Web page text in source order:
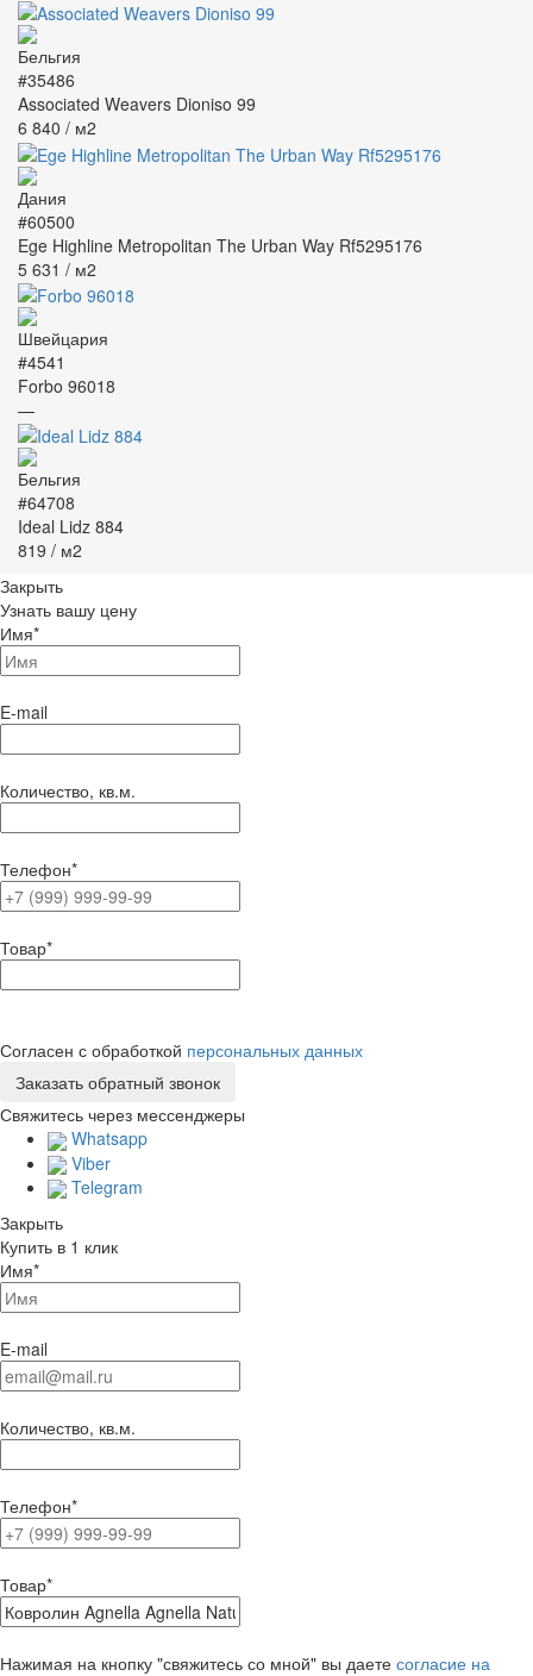
#35486
Associated Weavers Dioniso 99
6 840 / м2
#60500
Ege Highline Metropolitan The Urban Way Rf5295176
5 631 / м2
#4541
Forbo 96018
—
#64708
Ideal Lidz 884
819 / м2
Закрыть
Узнать вашу цену
Имя*
E-mail
Количество, кв.м.
Телефон*
Товар*
Согласен с обработкой персональных данных
Свяжитесь через мессенджеры
Whatsapp
Viber
Telegram
Закрыть
Купить в 1 клик
Имя*
E-mail
Количество, кв.м.
Телефон*
Товар*
Нажимая на кнопку "свяжитесь со мной" вы даете согласие на